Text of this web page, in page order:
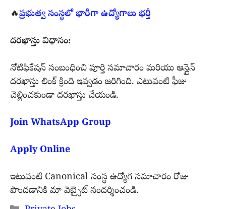
🔥ప్రభుత్వ సంస్థలో భారీగా ఉద్యోగాలు భర్తీ
దరఖాస్తు విధానం:
నోటిఫికేషన్ సంబంధించి పూర్తి సమాచారం మరియు ఆన్లైన్
దరఖాస్తు లింక్ క్రింది ఇవ్వడం జరిగింది. ఎటువంటి ఫీజు
చెల్లించకుండా దరఖాస్తు చేయండి.
Join WhatsApp Group
Apply Online
ఇటువంటి Canonical సంస్థ ఉద్యోగ సమాచారం రోజు
పొందడానికి మా వెబ్సైట్ సందర్శించండి.